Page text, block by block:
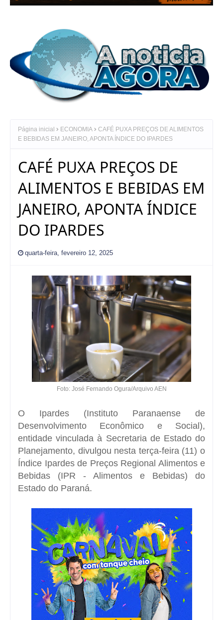
Página inicial ECONOMIA
CAFÉ PUXA PREÇOS DE ALIMENTOS
E BEBIDAS EM JANEIRO, APONTA ÍNDICE DO IPARDES
CAFÉ PUXA PREÇOS DE
ALIMENTOS E BEBIDAS EM
JANEIRO, APONTA ÍNDICE
DO IPARDES
quarta-feira, fevereiro 12, 2025
Foto: José Fernando Ogura/Arquivo AEN
O Ipardes (Instituto Paranaense de
Desenvolvimento Econômico e Social),
entidade vinculada à Secretaria de Estado do
Planejamento, divulgou nesta terça-feira (11) o
Índice Ipardes de Preços Regional Alimentos e
Bebidas (IPR - Alimentos e Bebidas) do
Estado do Paraná.